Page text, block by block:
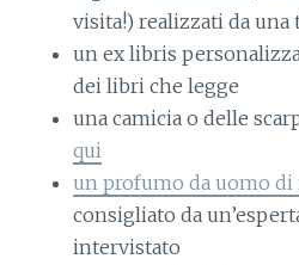
visita!) realizzati da
un ex libris
dei libri che legge
una camicia o delle
qui
un profumo da uomo di
consigliato da
intervistato